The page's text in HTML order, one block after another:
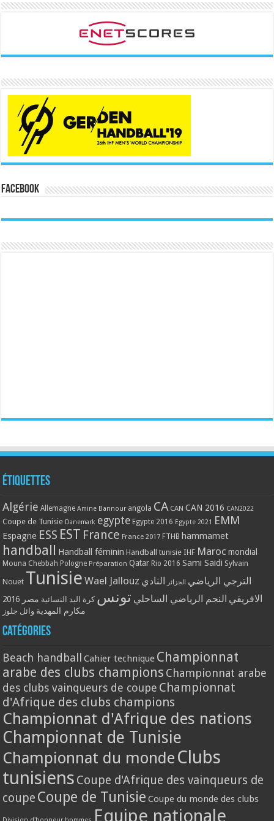
Facebook
Étiquettes
Algérie Allemagne Amine Bannour angola CA CAN CAN 2016 CAN2022
Coupe de Tunisie Danemark egypte Egypte 2016 Egypte 2021 EMM
Espagne ESS EST France France 2017 FTHB hammamet
handball Handball féminin Handball tunisie IHF Maroc mondial
Mouna Chebbah Pologne Préparation Qatar Rio 2016 Sami Saidi Sylvain
Nouet Tunisie Wael Jallouz الترجي الرياضي الجزائر النادي
الافريقي النجم الرياضي الساحلي تونس كرة اليد النسائية مصر 2016
مكارم المهدية وائل جلوز
Catégories
Beach handball Cahier technique Championnat
arabe des clubs champions Championnat arabe
des clubs vainqueurs de coupe Championnat
d'Afrique des clubs champions
Championnat d'Afrique des nations
Championnat de Tunisie
Championnat du monde Clubs
tunisiens Coupe d'Afrique des vainqueurs de
coupe Coupe de Tunisie Coupe du monde des clubs
Equipe nationale